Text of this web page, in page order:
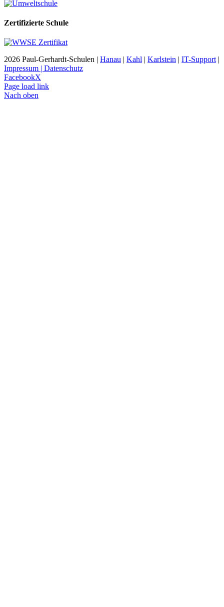
Zertifizierte Schule
2026 Paul-Gerhardt-Schulen | Hanau | Kahl | Karlstein | IT-Support |
Impressum | Datenschutz
FacebookX
Page load link
Nach oben